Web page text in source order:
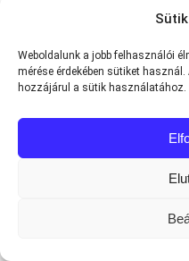
Weboldalunk a jobb felhasználói
mérése érdekében sütiket
hozzájárul a sütik használatához.